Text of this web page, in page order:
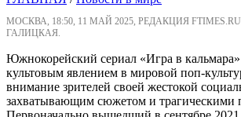
МОСКВА, 18:50, 11 МАЙ 2025, РЕДАКЦИЯ
ГАЛИЦКАЯ.
Южнокорейский сериал «Игра в
культовым явлением в мировой поп-
внимание зрителей своей жестокой
захватывающим сюжетом и трагическими